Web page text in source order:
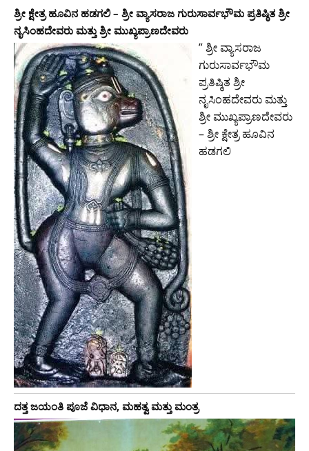
ಶ್ರೀ ಕ್ಷೇತ್ರ ಹೂವಿನ ಹಡಗಲಿ – ಶ್ರೀ ವ್ಯಾಸರಾಜ ಗುರುಸಾರ್ವಭೌಮ ಪ್ರತಿಷ್ಠಿತ ಶ್ರೀ
ನೃಸಿಂಹದೇವರು ಮತ್ತು ಶ್ರೀ ಮುಖ್ಯಪ್ರಾಣದೇವರು
” ಶ್ರೀ ವ್ಯಾಸರಾಜ
ಗುರುಸಾರ್ವಭೌಮ
ಪ್ರತಿಷ್ಠಿತ ಶ್ರೀ
ನೃಸಿಂಹದೇವರು ಮತ್ತು
ಶ್ರೀ ಮುಖ್ಯಪ್ರಾಣದೇವರು
– ಶ್ರೀ ಕ್ಷೇತ್ರ ಹೂವಿನ
ಹಡಗಲಿ
ದತ್ತ ಜಯಂತಿ ಪೂಜೆ ವಿಧಾನ, ಮಹತ್ವ ಮತ್ತು ಮಂತ್ರ